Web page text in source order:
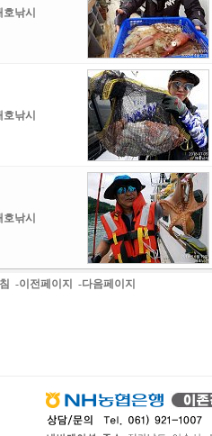
호낚시
호낚시
호낚시
-이전페이지
-다음페이지